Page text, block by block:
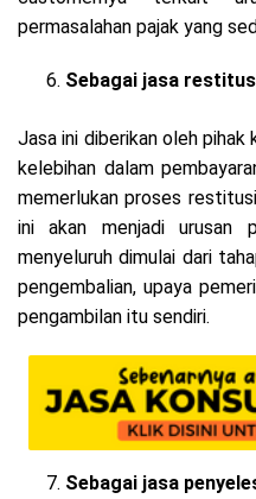
permasalahan pajak yang
Sebagai jasa
Jasa ini diberikan oleh
kelebihan dalam
memerlukan proses
ini akan menjadi urusan
menyeluruh dimulai dari
pengembalian, upaya
pengambilan itu sendiri.
Sebagai jasa